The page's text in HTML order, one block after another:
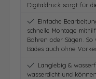
Digitaldruck sorgt für
Einfache
schnelle Montage
Bohren oder Sägen.
Bades auch ohne
Langlebig &
wasserdicht und